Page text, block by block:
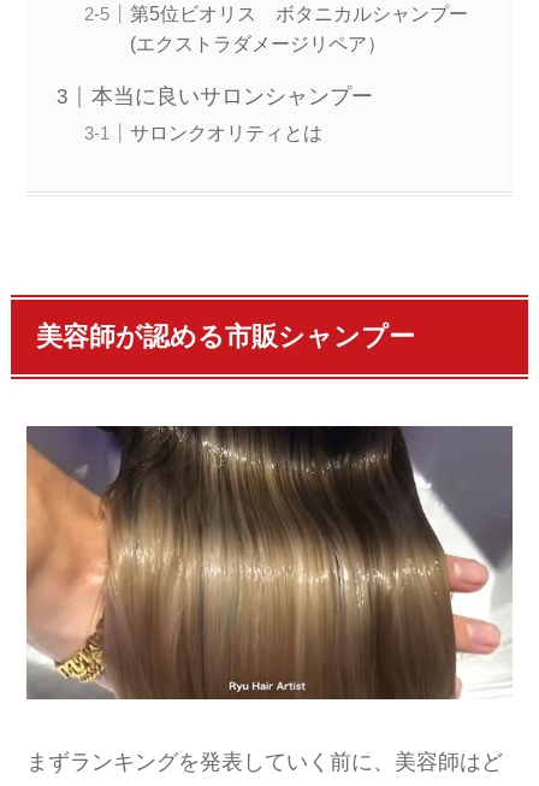
第5位ビオリス ボタニカルシャンプー
(エクストラダメージリペア）
本当に良いサロンシャンプー
サロンクオリティとは
美容師が認める市販シャンプー
まずランキングを発表していく前に、美容師はど